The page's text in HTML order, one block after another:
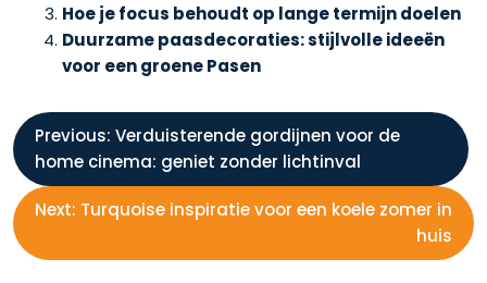
Hoe je focus behoudt op lange termijn doelen
Duurzame paasdecoraties: stijlvolle ideeën
voor een groene Pasen
B
e
r
Previous: Verduisterende gordijnen voor de
home cinema: geniet zonder lichtinval
Next: Turquoise inspiratie voor een koele zomer in
huis